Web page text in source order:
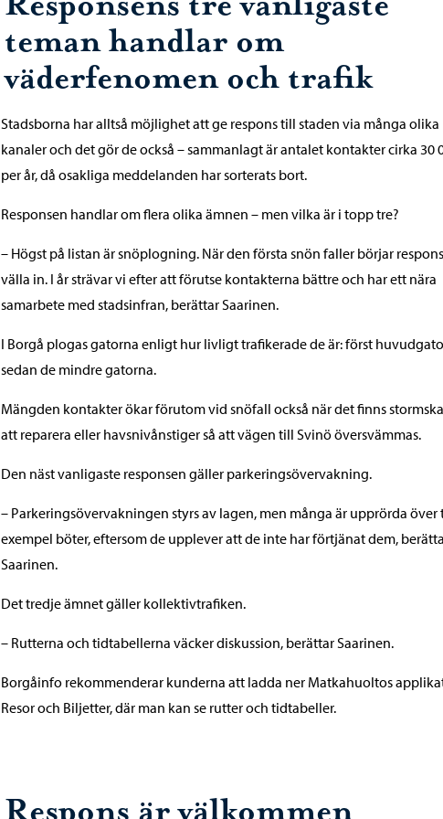
teman handlar om
väderfenomen och trafik
Stadsborna har alltså möjlighet att ge respons till staden via många olika
kanaler och det gör de också – sammanlagt är antalet kontakter cirka 30
per år, då osakliga meddelanden har sorterats bort.
Responsen handlar om flera olika ämnen – men vilka är i topp tre?
– Högst på listan är snöplogning. När den första snön faller börjar
välla in. I år strävar vi efter att förutse kontakterna bättre och har ett nära
samarbete med stadsinfran, berättar Saarinen.
I Borgå plogas gatorna enligt hur livligt trafikerade de är: först
sedan de mindre gatorna.
Mängden kontakter ökar förutom vid snöfall också när det finns
att reparera eller havsnivånstiger så att vägen till Svinö översvämmas.
Den näst vanligaste responsen gäller parkeringsövervakning.
– Parkeringsövervakningen styrs av lagen, men många är upprörda över
exempel böter, eftersom de upplever att de inte har förtjänat dem,
Saarinen.
Det tredje ämnet gäller kollektivtrafiken.
– Rutterna och tidtabellerna väcker diskussion, berättar Saarinen.
Borgåinfo rekommenderar kunderna att ladda ner Matkahuoltos
Resor och Biljetter, där man kan se rutter och tidtabeller.
Respons är välkommen